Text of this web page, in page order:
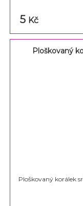
5 Kč
Ploškovaný
Ploškovaný korálek